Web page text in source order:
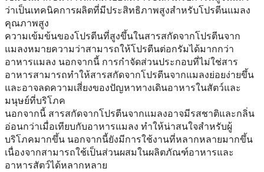
ว่าเป็นเทคนิคการผลิตที่มีประสิทธิภาพสูงสําหรับโปรตีนแมลง
คุณภาพสูง
ความเข้มข้นของโปรตีนที่สูงขึ้นในสารสกัดจากโปรตีนจาก
แมลงหมายความว่าสามารถให้โปรตีนต่อกรัมได้มากกว่า
อาหารแมลง นอกจากนี้ การกําจัดส่วนประกอบที่ไม่ใช่สาร
อาหารสามารถทําให้สารสกัดจากโปรตีนจากแมลงย่อยง่ายขึ้น
และอาจลดความเสี่ยงของปัญหาทางเดินอาหารในสัตว์และ
มนุษย์ที่บริโภค
นอกจากนี้ สารสกัดจากโปรตีนจากแมลงอาจมีรสชาติและกลิ่น
อ่อนกว่าเมื่อเทียบกับอาหารแมลง ทําให้น่าสนใจสําหรับผู้
บริโภคมากขึ้น นอกจากนี้ยังมีการใช้งานที่หลากหลายมากขึ้น
เนื่องจากสามารถใช้เป็นส่วนผสมในผลิตภัณฑ์อาหารและ
อาหารสัตว์ได้หลากหลาย